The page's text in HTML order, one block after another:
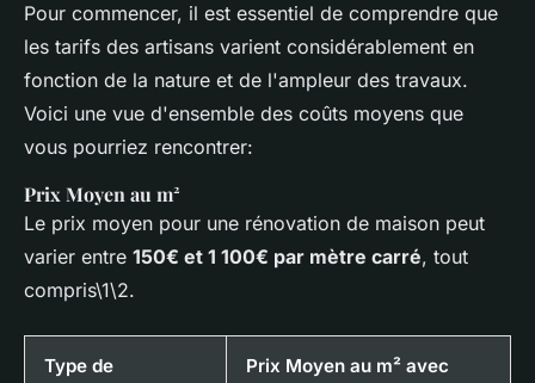
Pour commencer, il est essentiel de comprendre que
les tarifs des artisans varient considérablement en
fonction de la nature et de l'ampleur des travaux.
Voici une vue d'ensemble des coûts moyens que
vous pourriez rencontrer:
Prix Moyen au m²
Le prix moyen pour une rénovation de maison peut
varier entre 150€ et 1 100€ par mètre carré, tout
compris\1\2.
Type de
Prix Moyen au m² avec